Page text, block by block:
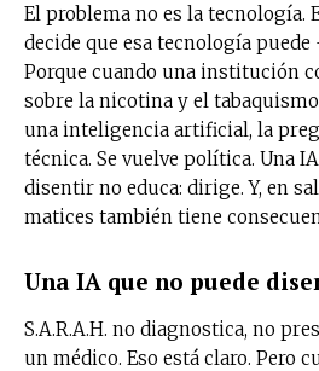
El problema no es la tecnología.
decide que esa tecnología
Porque cuando una institución
sobre la nicotina y el
una inteligencia artificial, la
técnica. Se vuelve política. Una
disentir no educa: dirige. Y, en
matices también tiene
Una IA que no puede
S.A.R.A.H. no diagnostica, no
un médico. Eso está claro. Pero